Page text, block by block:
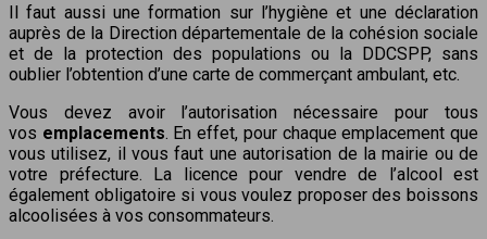
Il faut aussi une formation sur l’hygiène et une déclaration
auprès de la Direction départementale de la cohésion sociale
et de la protection des populations ou la DDCSPP, sans
oublier l’obtention d’une carte de commerçant ambulant, etc.
Vous devez avoir l’autorisation nécessaire pour tous
vos emplacements. En effet, pour chaque emplacement que
vous utilisez, il vous faut une autorisation de la mairie ou de
votre préfecture. La licence pour vendre de l’alcool est
également obligatoire si vous voulez proposer des boissons
alcoolisées à vos consommateurs.